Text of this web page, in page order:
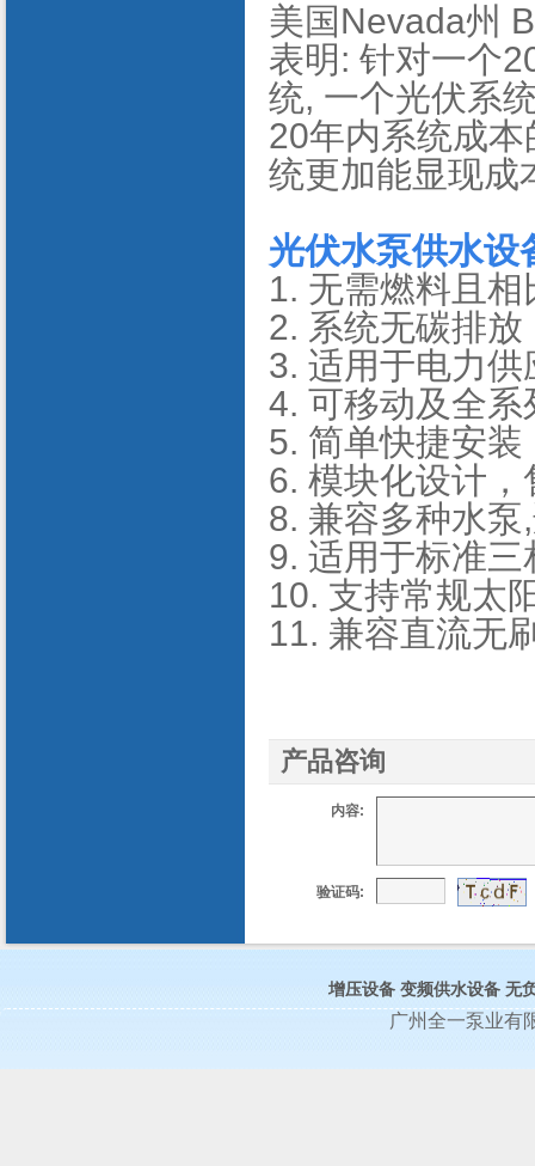
美国Nevada州
表明: 针对一个
统, 一个光伏系
20年内系统成
统更加能显现成
光伏水泵供水
1. 无需燃料且
2. 系统无碳排放
3. 适用于电力
4. 可移动及全
5. 简单快捷安装
6. 模块化设计
8. 兼容多种水
9. 适用于标准
10. 支持常规太
11. 兼容直流无
产品咨询
内容:
验证码:
增压设备 变频供水设备 无
广州全一泵业有